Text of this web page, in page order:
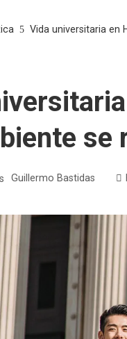
Vida universitaria en
se
Guillermo Bastidas